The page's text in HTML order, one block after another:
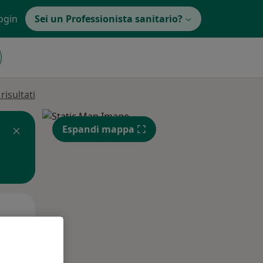
Sei un Professionista sanitario?
Espandi mappa